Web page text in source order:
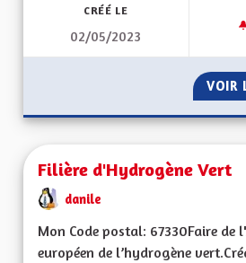
CRÉÉ LE
02/05/2023
VOIR
Filière d'Hydrogène Vert
danile
Mon Code postal: 67330Faire de
européen de l’hydrogène